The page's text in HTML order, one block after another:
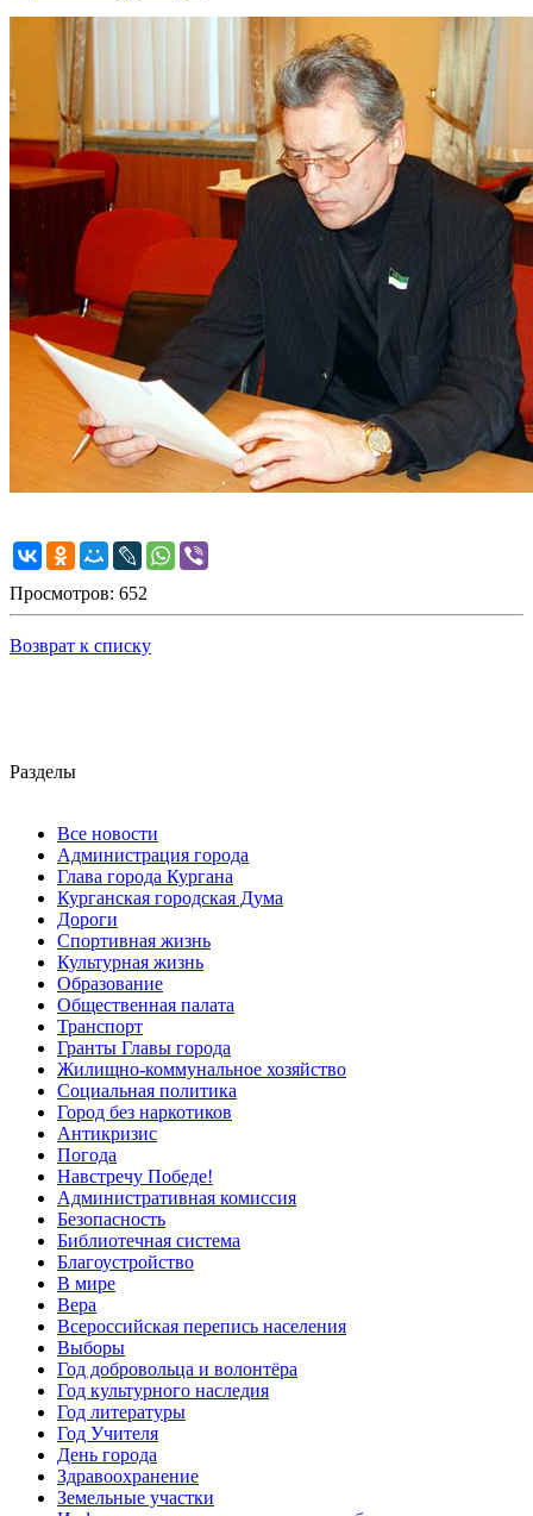
Просмотров: 652
Возврат к списку
Разделы
Все новости
Администрация города
Глава города Кургана
Курганская городская Дума
Дороги
Спортивная жизнь
Культурная жизнь
Образование
Общественная палата
Транспорт
Гранты Главы города
Жилищно-коммунальное хозяйство
Социальная политика
Город без наркотиков
Антикризис
Погода
Навстречу Победе!
Административная комиссия
Безопасность
Библиотечная система
Благоустройство
В мире
Вера
Всероссийская перепись населения
Выборы
Год добровольца и волонтёра
Год культурного наследия
Год литературы
Год Учителя
День города
Здравоохранение
Земельные участки